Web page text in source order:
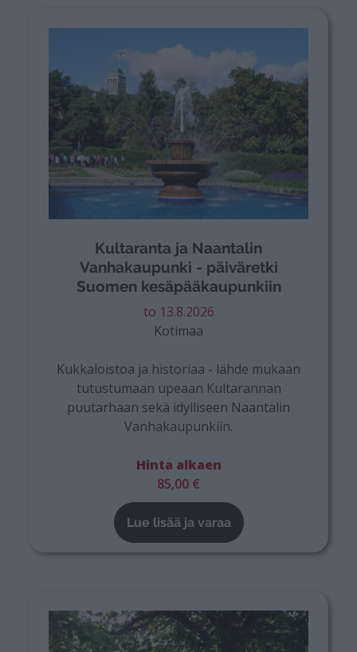
Kultaranta ja Naantalin
Vanhakaupunki - päiväretki
Suomen kesäpääkaupunkiin
to 13.8.2026
Kotimaa
Kukkaloistoa ja historiaa - lähde mukaan
tutustumaan upeaan Kultarannan
puutarhaan sekä idylliseen Naantalin
Vanhakaupunkiin.
Hinta alkaen
85,00 €
Lue lisää ja varaa